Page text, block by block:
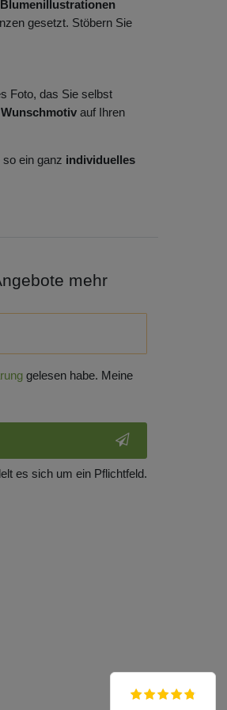
Blumenillustrationen
gesetzt. Stöbern Sie
Foto, das Sie selbst
auf Ihren
ein ganz individuelles
mehr
gelesen habe. Meine
es sich um ein Pflichtfeld.